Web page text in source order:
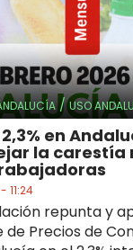
/USO
2,3% en
la carestía
11:24
repunta y
de Precios de